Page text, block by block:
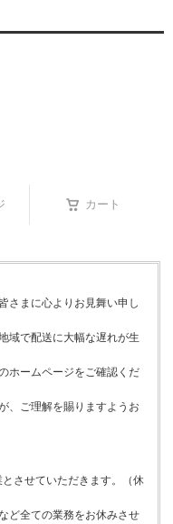
カート
さまに心よりお見舞い申し
域で配送に大幅な遅れが生
ホームページをご確認くだ
、ご理解を賜りますようお
させていただきます。（休
ど全ての業務をお休みさせ